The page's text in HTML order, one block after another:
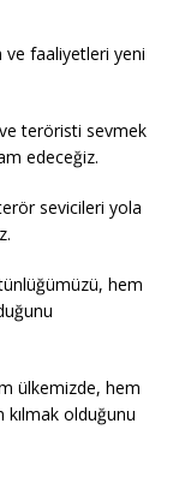
ve faaliyetleri yeni
teröristi sevmek
edeceğiz.
sevicileri yola
hem
ülkemizde, hem
olduğunu